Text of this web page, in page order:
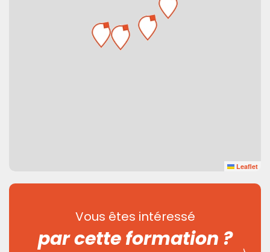
Leaflet
Vous êtes intéressé
par cette formation ?